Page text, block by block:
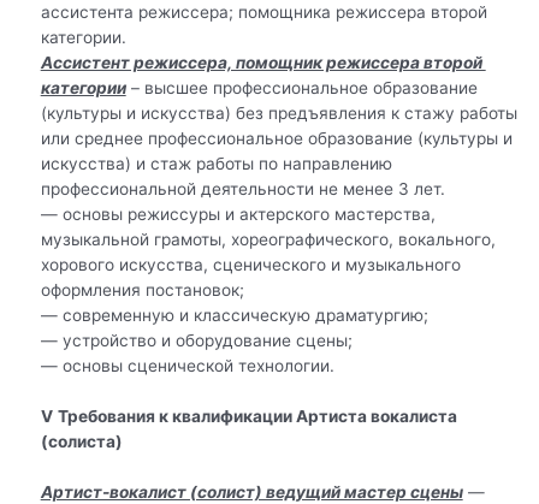
ассистента режиссера; помощника режиссера второй
категории.
Ассистент режиссера, помощник режиссера второй
категории– высшее профессиональное образование
(культуры и искусства) без предъявления к стажу работы
или среднее профессиональное образование (культуры и
искусства) и стаж работы по направлению
профессиональной деятельности не менее 3 лет.
— основы режиссуры и актерского мастерства,
музыкальной грамоты, хореографического, вокального,
хорового искусства, сценического и музыкального
оформления постановок;
— современную и классическую драматургию;
— устройство и оборудование сцены;
— основы сценической технологии.
V Требования к квалификации Артиста вокалиста
(солиста)
Артист-вокалист (солист) ведущий мастер сцены—